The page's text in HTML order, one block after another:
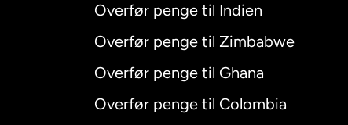
Overfør penge til Indien
Overfør penge til Zimbabwe
Overfør penge til Ghana
Overfør penge til Colombia